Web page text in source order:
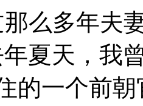
么多年夫
夏天，我
的一个前